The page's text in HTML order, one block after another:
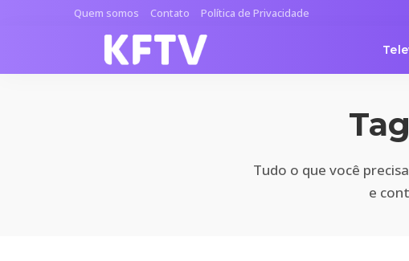
Quem somos Contato Política de Privacidade
Tudo o que você
e